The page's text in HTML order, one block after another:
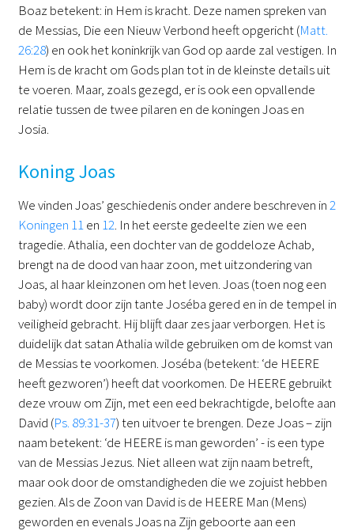
Boaz betekent: in Hem is kracht. Deze namen spreken van
de Messias, Die een Nieuw Verbond heeft opgericht (Matt.
26:28) en ook het koninkrijk van God op aarde zal vestigen. In
Hem is de kracht om Gods plan tot in de kleinste details uit
te voeren. Maar, zoals gezegd, er is ook een opvallende
relatie tussen de twee pilaren en de koningen Joas en
Josia.
Koning Joas
We vinden Joas’ geschiedenis onder andere beschreven in2
Koningen 11en 12. In het eerste gedeelte zien we een
tragedie. Athalia, een dochter van de goddeloze Achab,
brengt na de dood van haar zoon, met uitzondering van
Joas, al haar kleinzonen om het leven. Joas (toen nog een
baby) wordt door zijn tante Joséba gered en in de tempel in
veiligheid gebracht. Hij blijft daar zes jaar verborgen. Het is
duidelijk dat satan Athalia wilde gebruiken om de komst van
de Messias te voorkomen. Joséba (betekent: ‘de HEERE
heeft gezworen’) heeft dat voorkomen. De HEERE gebruikt
deze vrouw om Zijn, met een eed bekrachtigde, belofte aan
David (Ps. 89:31-37) ten uitvoer te brengen. Deze Joas – zijn
naam betekent: ‘de HEERE is man geworden’ - is een type
van de Messias Jezus. Niet alleen wat zijn naam betreft,
maar ook door de omstandigheden die we zojuist hebben
gezien. Als de Zoon van David is de HEERE Man (Mens)
geworden en evenals Joas na Zijn geboorte aan een